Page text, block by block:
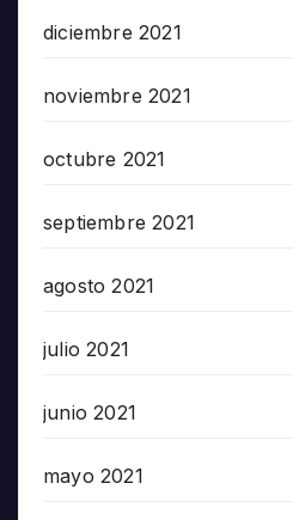
diciembre 2021
noviembre 2021
octubre 2021
septiembre 2021
agosto 2021
julio 2021
junio 2021
mayo 2021